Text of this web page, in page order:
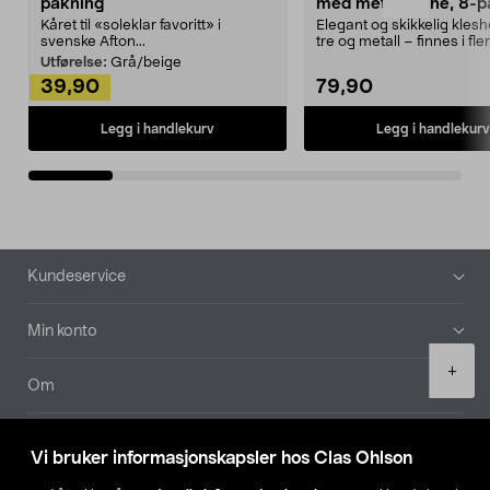
Vi bruker informasjonskapsler hos Clas Ohlson
+
pakning
Kåret til «soleklar favoritt» i
svenske Afton...
Utførelse: Grå/beige
39,90
Legg i handlekurv
med metallpinne, 8-
Elegant og skikkelig
tre og metall – finnes i
79,90
Legg i handlekurv
Bunntekst
Kundeservice
Min konto
Om